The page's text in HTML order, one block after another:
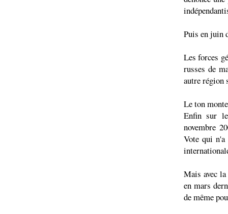
Puis en juin
Les forces
russes de
autre région
Le ton
Enfin sur
novembre
Vote qui
Mais avec
en mars
de même